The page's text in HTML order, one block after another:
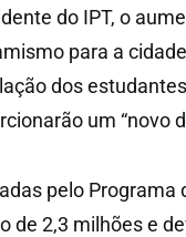
do IPT, o
para a
dos
um “novo
pelo Programa
de 2,3 milhões e